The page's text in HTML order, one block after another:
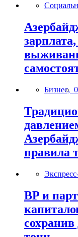
Бизнес,
правила
BP и